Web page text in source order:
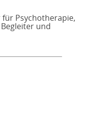
Psychotherapie,
und